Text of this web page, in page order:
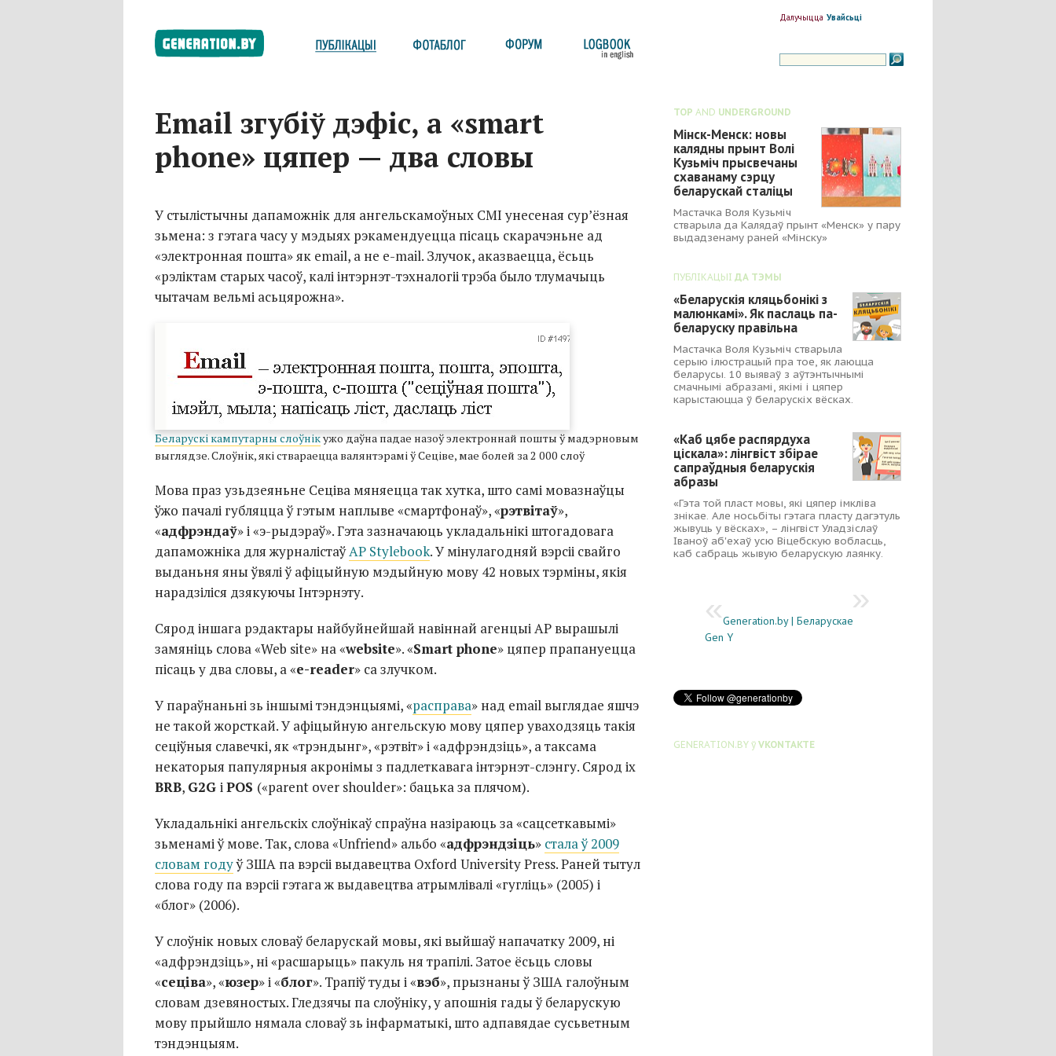
Далучыцца Увайсьці
Email згубіў дэфіс, а «smart
phone» цяпер — два словы
У стылістычны дапаможнік для ангельскамоўных СМІ унесеная сур’ёзная
зьмена: з гэтага часу у мэдыях рэкамендуецца пісаць скарачэньне ад
«электронная пошта» як email, а не e-mail. Злучок, аказваецца, ёсьць
«рэліктам старых часоў, калі інтэрнэт-тэхналогіі трэба было тлумачыць
чытачам вельмі асьцярожна».
Беларускі кампутарны слоўнікужо даўна падае назоў электроннай пошты ў мадэрновым
выглядзе. Слоўнік, які ствараецца валянтэрамі ў Сеціве, мае болей за 2 000 слоў
Мова праз узьдзеяньне Сеціва мяняецца так хутка, што самі мовазнаўцы
ўжо пачалі губляцца ў гэтым наплыве «смартфонаў», «рэтвітаў»,
«адфрэндаў» і «э-рыдэраў». Гэта зазначаюць укладальнікі штогадовага
дапаможніка для журналістаўAP Stylebook. У мінулагодняй вэрсіі свайго
выданьня яны ўвялі ў афіцыйную мэдыйную мову 42 новых тэрміны, якія
нарадзіліся дзякуючы Інтэрнэту.
Сярод іншага рэдактары найбуйнейшай навіннай агенцыі AP вырашылі
замяніць слова «Web site» на «website». «Smart phone» цяпер прапануецца
пісаць у два словы, а «e-reader» са злучком.
У параўнаньні зь іншымі тэндэнцыямі, «расправа» над email выглядае яшчэ
не такой жорсткай. У афіцыйную ангельскую мову цяпер уваходзяць такія
сеціўныя славечкі, як «трэндынг», «рэтвіт» і «адфрэндзіць», а таксама
некаторыя папулярныя акронімы з падлеткавага інтэрнэт-слэнгу. Сярод іх
BRB, G2G і POS («parent over shoulder»: бацька за плячом).
Укладальнікі ангельскіх слоўнікаў спраўна назіраюць за «сацсеткавымі»
зьменамі ў мове. Так, слова «Unfriend» альбо «адфрэндзіць» стала ў 2009
словам годуў ЗША па вэрсіі выдавецтва Oxford University Press. Раней тытул
слова году па вэрсіі гэтага ж выдавецтва атрымлівалі «гугліць» (2005) і
«блог» (2006).
У слоўнік новых словаў беларускай мовы, які выйшаў напачатку 2009, ні
«адфрэндзіць», ні «расшарыць» пакуль ня трапілі. Затое ёсьць словы
«сеціва», «юзер» і «блог». Трапіў туды і «вэб», прызнаны ў ЗША галоўным
словам дзевяностых. Гледзячы па слоўніку, у апошнія гады ў беларускую
мову прыйшло нямала словаў зь інфарматыкі, што адпавядае сусьветным
тэндэнцыям.
TOP AND UNDERGROUND
Мінск-Менск: новы
калядны прынт Волі
Кузьміч прысвечаны
схаванаму сэрцу
беларускай сталіцы
Мастачка Воля Кузьміч
стварыла да Калядаў прынт «Менск» у пару
выдадзенаму раней «Мінску»
ПУБЛІКАЦЫІ ДА ТЭМЫ
«Беларускія кляцьбонікі з
малюнкамі». Як паслаць па-
беларуску правільна
Мастачка Воля Кузьміч стварыла
серыю ілюстрацый пра тое, як лаюцца
беларусы. 10 выяваў з аўтэнтычнымі
смачнымі абразамі, якімі і цяпер
карыстаюцца ў беларускіх вёсках.
«Каб цябе распярдуха
ціскала»: лінгвіст збірае
сапраўдныя беларускія
абразы
«Гэта той пласт мовы, які цяпер імкліва
знікае. Але носьбіты гэтага пласту дагэтуль
жывуць у вёсках», – лінгвіст Уладзіслаў
Іваноў аб'ехаў усю Віцебскую вобласць,
каб сабраць жывую беларускую лаянку.
Generation.by | Беларускае
Gen Y
GENERATION.BY ў VKONTAKTE